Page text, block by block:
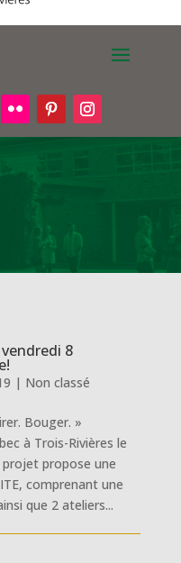
8
| Non classé
Bouger. »
à Trois-Rivières le
propose une
comprenant une
que 2 ateliers...